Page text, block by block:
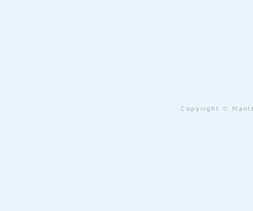
Copyright ©